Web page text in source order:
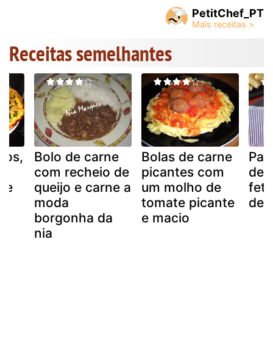
PetitChef_PT
Receitas semelhantes
Bolo de carne
com recheio de
queijo e carne a
moda
borgonha da
nia
Bolas de carne
picantes com
um molho de
tomate picante
e macio
de
de